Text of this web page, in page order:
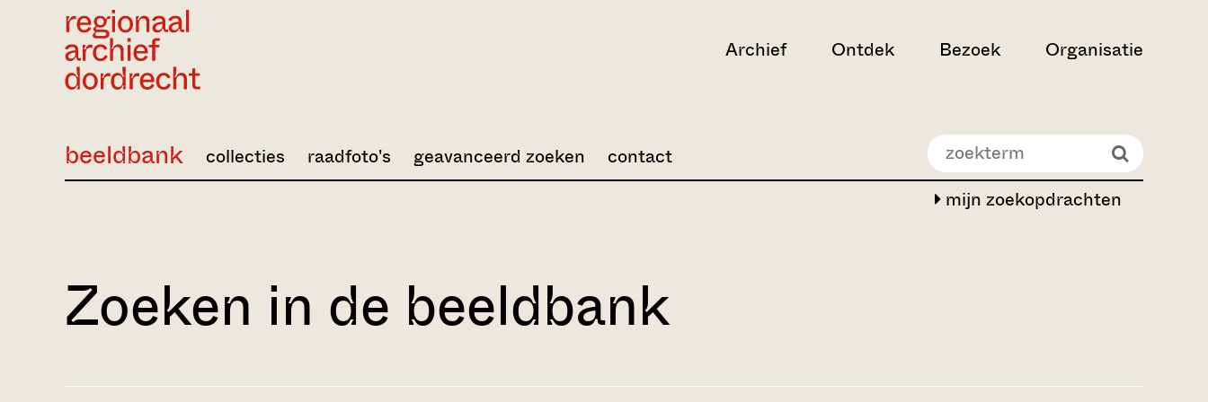
Archief Ontdek Bezoek Organisatie
mijn zoekopdrachten
beeldbank collecties raadfoto's geavanceerd zoeken contact
Zoeken in de beeldbank